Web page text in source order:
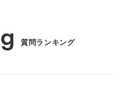
質問ランキング